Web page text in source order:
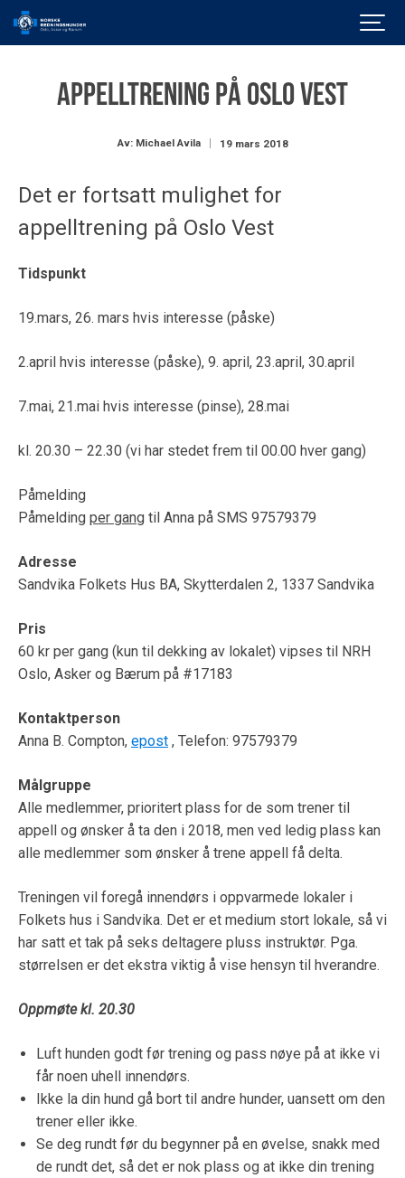
Appelltrening på Oslo Vest
Av: Michael Avila 19 mars 2018
Det er fortsatt mulighet for
appelltrening på Oslo Vest
Tidspunkt
19.mars, 26. mars hvis interesse (påske)
2.april hvis interesse (påske), 9. april, 23.april, 30.april
7.mai, 21.mai hvis interesse (pinse), 28.mai
kl. 20.30 – 22.30 (vi har stedet frem til 00.00 hver gang)
Påmelding
Påmelding per gang til Anna på SMS 97579379
Adresse
Sandvika Folkets Hus BA, Skytterdalen 2, 1337 Sandvika
Pris
60 kr per gang (kun til dekking av lokalet) vipses til NRH
Oslo, Asker og Bærum på #17183
Kontaktperson
Anna B. Compton, epost , Telefon: 97579379
Målgruppe
Alle medlemmer, prioritert plass for de som trener til
appell og ønsker å ta den i 2018, men ved ledig plass kan
alle medlemmer som ønsker å trene appell få delta.
Treningen vil foregå innendørs i oppvarmede lokaler i
Folkets hus i Sandvika. Det er et medium stort lokale, så vi
har satt et tak på seks deltagere pluss instruktør. Pga.
størrelsen er det ekstra viktig å vise hensyn til hverandre.
Oppmøte kl. 20.30
Luft hunden godt før trening og pass nøye på at ikke vi
får noen uhell innendørs.
Ikke la din hund gå bort til andre hunder, uansett om den
trener eller ikke.
Se deg rundt før du begynner på en øvelse, snakk med
de rundt det, så det er nok plass og at ikke din trening